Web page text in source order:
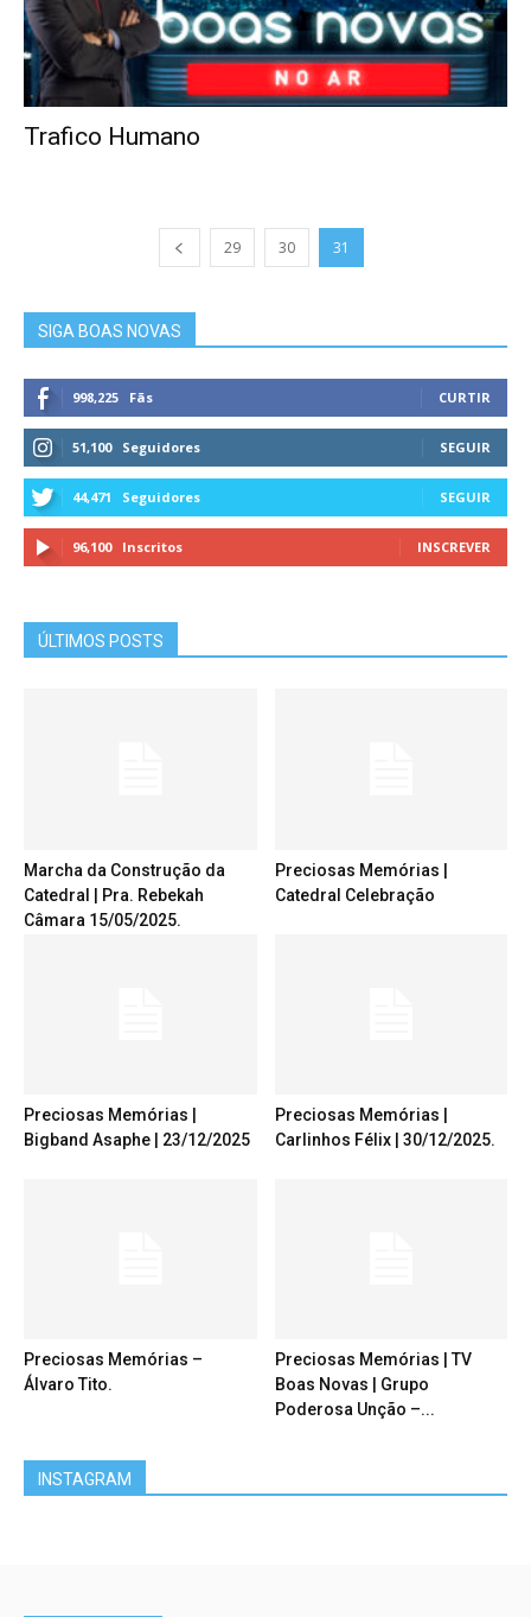
Trafico Humano
29 30 31
SIGA BOAS NOVAS
998,225 Fãs CURTIR
51,100 Seguidores SEGUIR
44,471 Seguidores SEGUIR
96,100 Inscritos INSCREVER
ÚLTIMOS POSTS
Marcha da Construção da
Catedral | Pra. Rebekah
Câmara 15/05/2025.
Preciosas Memórias |
Catedral Celebração
Preciosas Memórias |
Bigband Asaphe | 23/12/2025
Preciosas Memórias |
Carlinhos Félix | 30/12/2025.
Preciosas Memórias –
Álvaro Tito.
Preciosas Memórias | TV
Boas Novas | Grupo
Poderosa Unção –...
INSTAGRAM